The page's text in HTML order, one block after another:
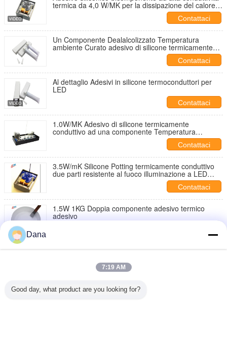
termica da 4,0 W/MK per la dissipazione del calore
Contattaci
Un Componente Dealalcolizzato Temperatura
ambiente Curato adesivo di silicone termicamente
Contattaci
Al dettaglio Adesivi in silicone termoconduttori per
LED
Contattaci
1.0W/MK Adesivo di silicone termicamente
conduttivo ad una componente Temperatura
Contattaci
3.5W/mK Silicone Potting termicamente conduttivo
due parti resistente al fuoco illuminazione a LED
Contattaci
1.5W 1KG Doppia componente adesivo termico
adesivo
Cambi la lingua
Dana
7:19 AM
Good day, what product are you looking for?